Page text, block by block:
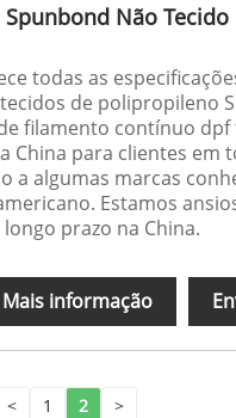
Spunbond Não Tecido
todas as
de polipropileno
filamento contínuo
China para clientes
a algumas marcas
Estamos
prazo na China.
informação
< 1 2 >